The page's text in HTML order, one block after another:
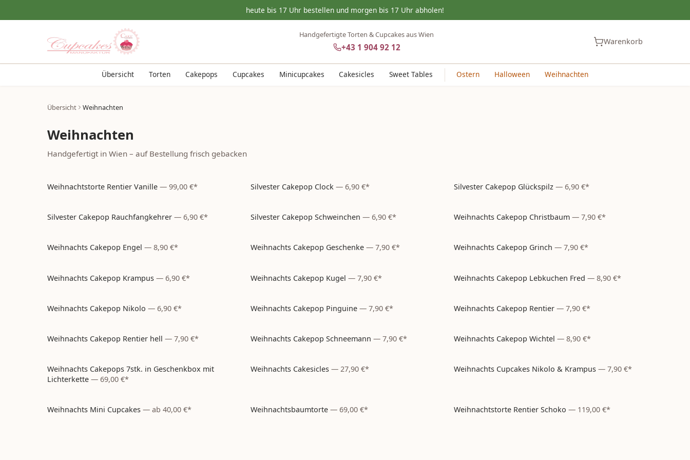
heute bis 17 Uhr bestellen und morgen bis 17 Uhr abholen!
Handgefertigte Torten & Cupcakes aus Wien
+43 1 904 92 12
Warenkorb
Übersicht Torten Cakepops Cupcakes Minicupcakes Cakesicles Sweet Tables Ostern Halloween Weihnachten
Übersicht Weihnachten
Weihnachten
Handgefertigt in Wien – auf Bestellung frisch gebacken
Weihnachten– aktuell nicht bestellbar
Weihnachtstorte Rentier Vanille — 99,00 €* Silvester– aktuell nicht bestellbar
Silvester Cakepop Clock — 6,90 €* Silvester– aktuell nicht bestellbar
Silvester Cakepop Glückspilz — 6,90 €*
Silvester– aktuell nicht bestellbar
Silvester Cakepop Rauchfangkehrer — 6,90 €* Silvester– aktuell nicht bestellbar
Silvester Cakepop Schweinchen — 6,90 €* Weihnachten– aktuell nicht bestellbar
Weihnachts Cakepop Christbaum — 7,90 €*
Weihnachten– aktuell nicht bestellbar
Weihnachts Cakepop Engel — 8,90 €* Weihnachten– aktuell nicht bestellbar
Weihnachts Cakepop Geschenke — 7,90 €* Weihnachten– aktuell nicht bestellbar
Weihnachts Cakepop Grinch — 7,90 €*
Weihnachten– aktuell nicht bestellbar
Weihnachts Cakepop Krampus — 6,90 €* Weihnachten– aktuell nicht bestellbar
Weihnachts Cakepop Kugel — 7,90 €* Weihnachten– aktuell nicht bestellbar
Weihnachts Cakepop Lebkuchen Fred — 8,90 €*
Weihnachten– aktuell nicht bestellbar
Weihnachts Cakepop Nikolo — 6,90 €* Weihnachten– aktuell nicht bestellbar
Weihnachts Cakepop Pinguine — 7,90 €* Weihnachten– aktuell nicht bestellbar
Weihnachts Cakepop Rentier — 7,90 €*
Weihnachten– aktuell nicht bestellbar
Weihnachts Cakepop Rentier hell — 7,90 €* Weihnachten– aktuell nicht bestellbar
Weihnachts Cakepop Schneemann — 7,90 €* Weihnachten– aktuell nicht bestellbar
Weihnachts Cakepop Wichtel — 8,90 €*
Weihnachten– aktuell nicht bestellbar
Weihnachts Cakepops 7stk. in Geschenkbox mit
Lichterkette — 69,00 €*
Weihnachten– aktuell nicht bestellbar
Weihnachts Cakesicles — 27,90 €* Weihnachten– aktuell nicht bestellbar
Weihnachts Cupcakes Nikolo & Krampus — 7,90 €*
Weihnachten– aktuell nicht bestellbar
Weihnachts Mini Cupcakes — ab 40,00 €* Weihnachten – aktuell nicht bestellbar
Weihnachtsbaumtorte — 69,00 €* Weihnachten– aktuell nicht bestellbar
Weihnachtstorte Rentier Schoko — 119,00 €*